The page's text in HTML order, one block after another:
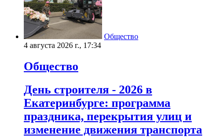
Общество
4 августа 2026 г., 17:34
Общество
День строителя - 2026 в
Екатеринбурге: программа
праздника, перекрытия улиц и
изменение движения транспорта